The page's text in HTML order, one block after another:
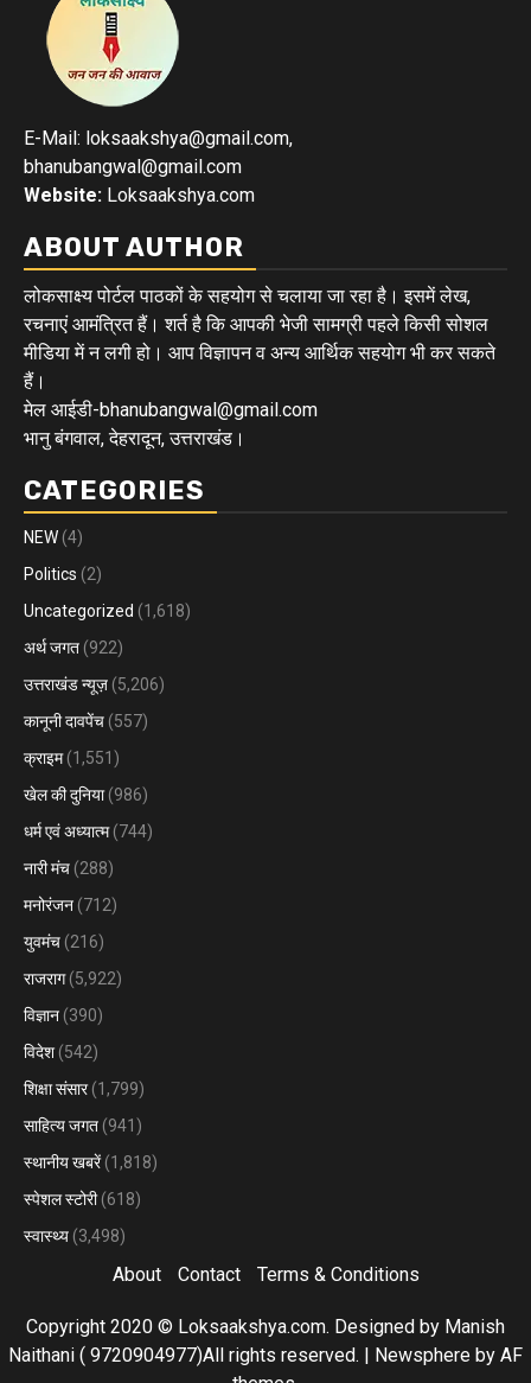
E-Mail: loksaakshya@gmail.com,
bhanubangwal@gmail.com
Website: Loksaakshya.com
ABOUT AUTHOR
लोकसाक्ष्य पोर्टल पाठकों के सहयोग से चलाया जा रहा है। इसमें लेख,
रचनाएं आमंत्रित हैं। शर्त है कि आपकी भेजी सामग्री पहले किसी सोशल
मीडिया में न लगी हो। आप विज्ञापन व अन्य आर्थिक सहयोग भी कर सकते
हैं।
मेल आईडी-bhanubangwal@gmail.com
भानु बंगवाल, देहरादून, उत्तराखंड।
CATEGORIES
NEW (4)
Politics (2)
Uncategorized (1,618)
अर्थ जगत (922)
उत्तराखंड न्यूज़ (5,206)
कानूनी दावपेंच (557)
क्राइम(1,551)
खेल की दुनिया(986)
धर्म एवं अध्यात्म(744)
नारी मंच (288)
मनोरंजन (712)
युवमंच (216)
राजराग(5,922)
विज्ञान (390)
विदेश (542)
शिक्षा संसार(1,799)
साहित्य जगत (941)
स्थानीय खबरें(1,818)
स्पेशल स्टोरी(618)
स्वास्थ्य (3,498)
About Contact Terms & Conditions
Copyright 2020 © Loksaakshya.com. Designed by Manish
Naithani ( 9720904977)All rights reserved. | Newsphere by AF